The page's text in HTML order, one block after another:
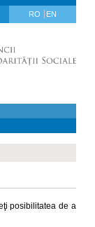
RO EN
posibilitatea de a